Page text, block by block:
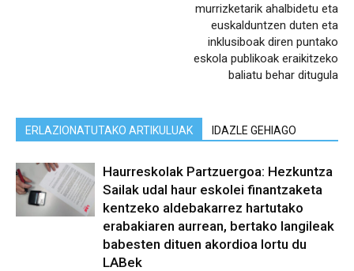
murrizketarik ahalbidetu eta
euskalduntzen duten eta
inklusiboak diren puntako
eskola publikoak eraikitzeko
baliatu behar ditugula
ERLAZIONATUTAKO ARTIKULUAK IDAZLE GEHIAGO
Haurreskolak Partzuergoa: Hezkuntza
Sailak udal haur eskolei finantzaketa
kentzeko aldebakarrez hartutako
erabakiaren aurrean, bertako langileak
babesten dituen akordioa lortu du
LABek